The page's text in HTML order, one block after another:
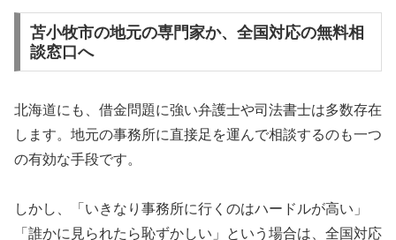
苫小牧市の地元の専門家か、全国対応の無料相
談窓口へ
北海道にも、借金問題に強い弁護士や司法書士は多数存在
します。地元の事務所に直接足を運んで相談するのも一つ
の有効な手段です。
しかし、「いきなり事務所に行くのはハードルが高い」
「誰かに見られたら恥ずかしい」という場合は、全国対応